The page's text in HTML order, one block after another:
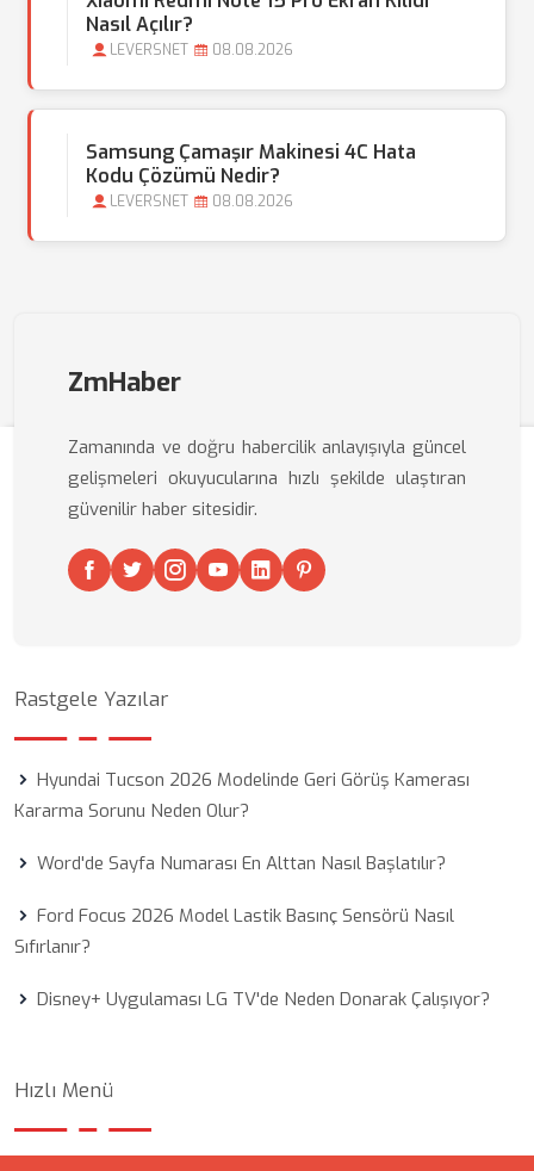
Nasıl Açılır?
LEVERSNET 08.08.2026
Samsung Çamaşır Makinesi 4C Hata
Kodu Çözümü Nedir?
LEVERSNET 08.08.2026
ZmHaber
Zamanında ve doğru habercilik anlayışıyla güncel
gelişmeleri okuyucularına hızlı şekilde ulaştıran
güvenilir haber sitesidir.
Rastgele Yazılar
Hyundai Tucson 2026 Modelinde Geri Görüş Kamerası
Kararma Sorunu Neden Olur?
Word'de Sayfa Numarası En Alttan Nasıl Başlatılır?
Ford Focus 2026 Model Lastik Basınç Sensörü Nasıl
Sıfırlanır?
Disney+ Uygulaması LG TV'de Neden Donarak Çalışıyor?
Hızlı Menü